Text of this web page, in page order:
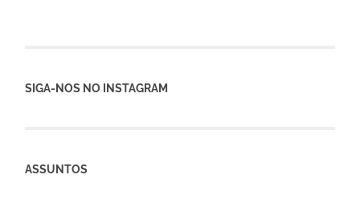
SIGA-NOS NO INSTAGRAM
ASSUNTOS